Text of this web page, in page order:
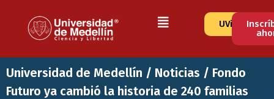
UVirtual
Universidad de Medellín / Noticias / Fondo
Futuro ya cambió la historia de 240 familias